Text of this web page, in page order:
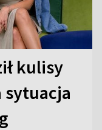
kulisy
sytuacja